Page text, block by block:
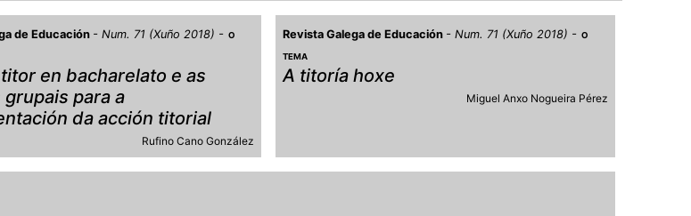
de Educación Num. 71 (Xuño 2018) O
en bacharelato e as
para a
da acción titorial
Rufino Cano González
Revista Galega de Educación Num. 71 (Xuño 2018) O
TEMA
A titoría hoxe
Miguel Anxo Nogueira Pérez